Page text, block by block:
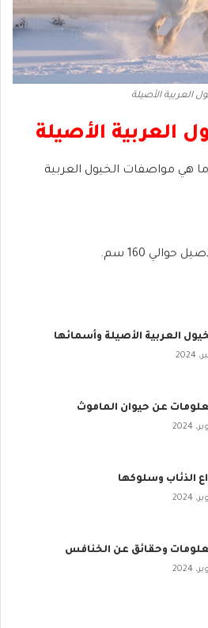
العربية الأصيلة
العربية الأصيلة
هي مواصفات الخيول العربية
حوالي 160 سم.
العربية الأصيلة وأسمائها
عن حيوان الماموث
الذئاب وسلوكها
وحقائق عن الخنافس